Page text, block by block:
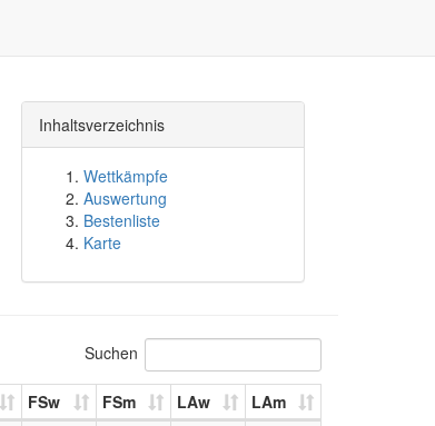
Inhaltsverzeichnis
Wettkämpfe
Auswertung
Bestenliste
Karte
Suchen
FSw FSm LAw
LAm